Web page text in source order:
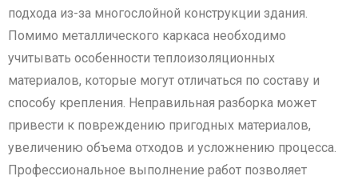
подхода из-за многослойной конструкции здания.
Помимо металлического каркаса необходимо
учитывать особенности теплоизоляционных
материалов, которые могут отличаться по составу и
способу крепления. Неправильная разборка может
привести к повреждению пригодных материалов,
увеличению объема отходов и усложнению процесса.
Профессиональное выполнение работ позволяет